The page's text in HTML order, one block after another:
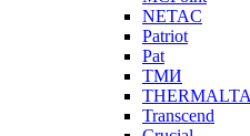
NETAC
Patriot
Pat
ТМИ
Transcend